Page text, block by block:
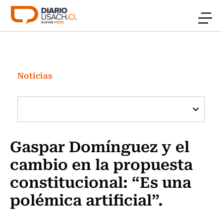
Click acá para ir directamente al contenido
Investigación
Cultura
Programas Radio y TV Usach
Noticias
Gaspar Domínguez y el
cambio en la propuesta
constitucional: “Es una
polémica artificial”.